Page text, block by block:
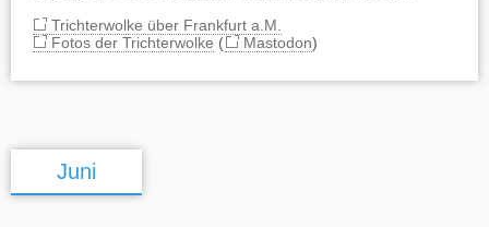
Trichterwolke über Frankfurt a.M.
Fotos der Trichterwolke ( Mastodon)
Juni